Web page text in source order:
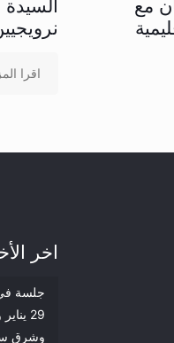
مع
اقرا
اخر
جلسة في
29
وشرق